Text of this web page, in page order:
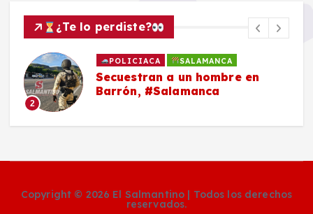
¿Te lo perdiste?
2
POLICIACA SALAMANCA
Secuestran a un hombre en
Barrón, #Salamanca
Copyright © 2026 El Salmantino | Todos los derechos
reservados.